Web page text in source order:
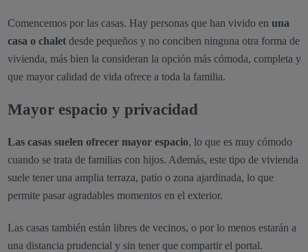
Comencemos por las casas. Hay personas que han vivido en una
casa o chaletdesde pequeños y no conciben ninguna otra forma de
vivienda, más bien la consideran la opción más cómoda, completa y
que mayor calidad de vida ofrece a toda la familia.
Mayor espacio y privacidad
Las casas suelen ofrecer mayor espacio, lo que es muy cómodo
cuando se trata de familias con hijos. Además, este tipo de vivienda
suele tener una amplia terraza, patio o zona ajardinada, lo que
permite pasar agradables momentos en el exterior.
Las casas también están libres de vecinos, o por lo menos estarán a
una distancia prudencial y sin tener que compartir el portal.